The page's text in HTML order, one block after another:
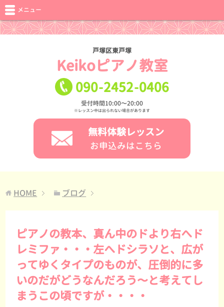
戸塚区東戸塚
Keikoピアノ教室
090-2452-0406
受付時間10:00〜20:00
※レッスン中は出られない場合があります
無料体験レッスン
お申込みはこちら
メニュー
HOME ブログ
ピアノの教本、真ん中のドより右へド
レミファ・・・左へドシラソと、広が
ってゆくタイプのものが、圧倒的に多
いのだがどうなんだろう〜と考えてし
まうこの頃ですが・・・・